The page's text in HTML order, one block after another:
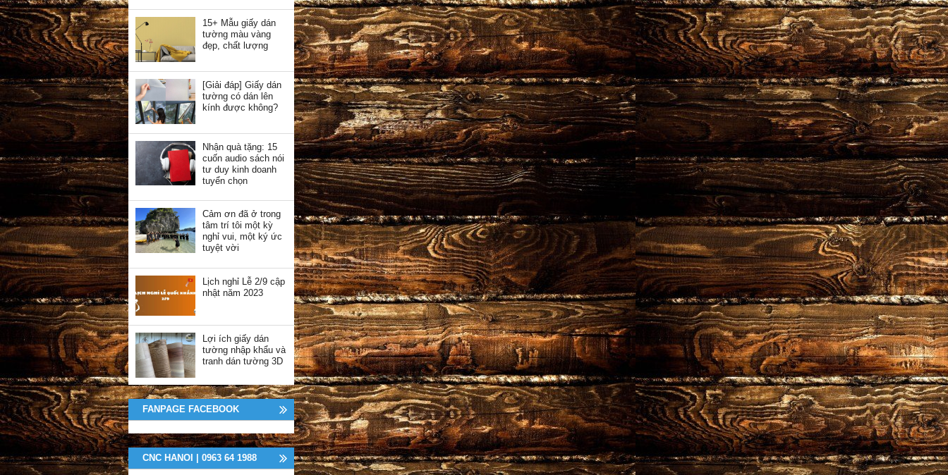
15+ Mẫu giấy dán
tường màu vàng
đẹp, chất lượng
[Giải đáp] Giấy dán
tường có dán lên
kính được không?
Nhận quà tặng: 15
cuốn audio sách nói
tư duy kinh doanh
tuyển chọn
Cảm ơn đã ở trong
tâm trí tôi một kỳ
nghỉ vui, một ký ức
tuyệt vời
Lịch nghỉ Lễ 2/9 cập
nhật năm 2023
Lợi ích giấy dán
tường nhập khẩu và
tranh dán tường 3D
FANPAGE FACEBOOK
CNC HANOI | 0963 64 1988